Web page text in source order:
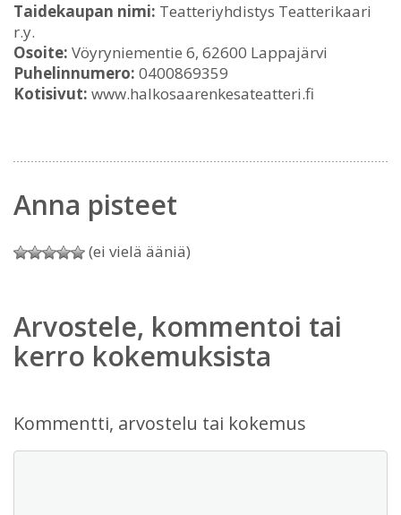
Taidekaupan nimi: Teatteriyhdistys Teatterikaari
r.y.
Osoite: Vöyryniementie 6, 62600 Lappajärvi
Puhelinnumero: 0400869359
Kotisivut: www.halkosaarenkesateatteri.fi
Anna pisteet
(ei vielä ääniä)
Arvostele, kommentoi tai
kerro kokemuksista
Kommentti, arvostelu tai kokemus